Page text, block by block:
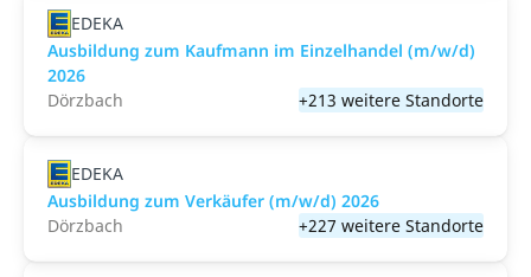
EDEKA
Ausbildung zum Kaufmann im Einzelhandel (m/w/d)
2026
Dörzbach
+213 weitere Standorte
EDEKA
Ausbildung zum Verkäufer (m/w/d) 2026
Dörzbach
+227 weitere Standorte